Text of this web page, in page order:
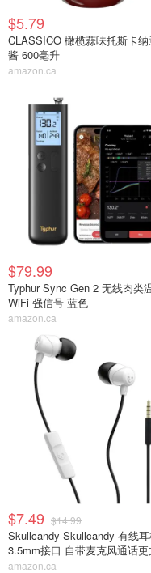
$5.79
CLASSICO 橄榄蒜味托斯卡
酱 600毫升
amazon.ca
$79.99
Typhur Sync Gen 2 无线肉类
WiFi 强信号 蓝色
amazon.ca
$7.49 $14.99
Skullcandy Skullcandy 有线
3.5mm接口 自带麦克风通话更
amazon.ca